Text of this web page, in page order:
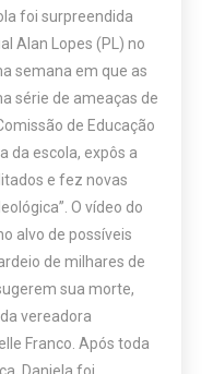
foi surpreendida
Alan Lopes (PL) no
semana em que as
série de ameaças de
de Educação
da escola, expôs a
e fez novas
O vídeo do
alvo de possíveis
de milhares de
sua morte,
vereadora
Franco. Após toda